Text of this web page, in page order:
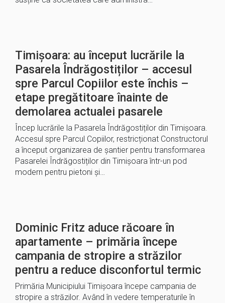
Timișoara: au început lucrările la
Pasarela Îndrăgostiților – accesul
spre Parcul Copiilor este închis –
etape pregătitoare înainte de
demolarea actualei pasarele
Încep lucrările la Pasarela Îndrăgostiților din Timișoara.
Accesul spre Parcul Copiilor, restricționat Constructorul
a început organizarea de șantier pentru transformarea
Pasarelei Îndrăgostiților din Timișoara într-un pod
modern pentru pietoni și…
Dominic Fritz aduce răcoare în
apartamente – primăria începe
campania de stropire a străzilor
pentru a reduce disconfortul termic
Primăria Municipiului Timișoara începe campania de
stropire a străzilor. Având în vedere temperaturile în